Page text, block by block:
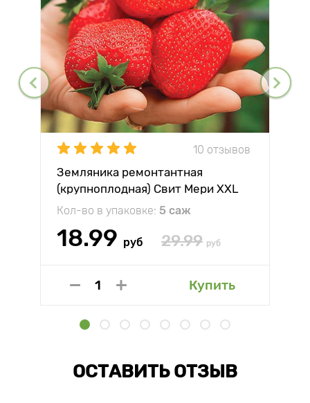
10 отзывов
Земляника ремонтантная
(крупноплодная) Свит Мери XXL
Кол-во в упаковке: 5 саж
18.99 руб 29.99 руб
Купить
ОСТАВИТЬ ОТЗЫВ